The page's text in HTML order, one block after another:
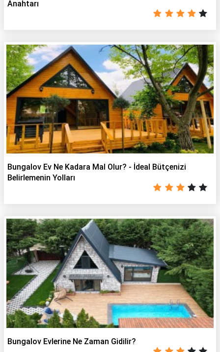
Anahtarı
Bungalov Ev Ne Kadara Mal Olur? - İdeal Bütçenizi
Belirlemenin Yolları
Bungalov Evlerine Ne Zaman Gidilir?